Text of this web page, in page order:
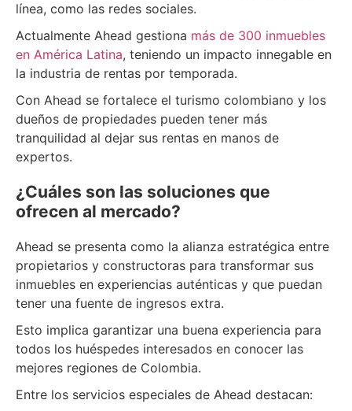
línea, como las redes sociales.
Actualmente Ahead gestiona más de 300 inmuebles
en América Latina, teniendo un impacto innegable en
la industria de rentas por temporada.
Con Ahead se fortalece el turismo colombiano y los
dueños de propiedades pueden tener más
tranquilidad al dejar sus rentas en manos de
expertos.
¿Cuáles son las soluciones que
ofrecen al mercado?
Ahead se presenta como la alianza estratégica entre
propietarios y constructoras para transformar sus
inmuebles en experiencias auténticas y que puedan
tener una fuente de ingresos extra.
Esto implica garantizar una buena experiencia para
todos los huéspedes interesados en conocer las
mejores regiones de Colombia.
Entre los servicios especiales de Ahead destacan: